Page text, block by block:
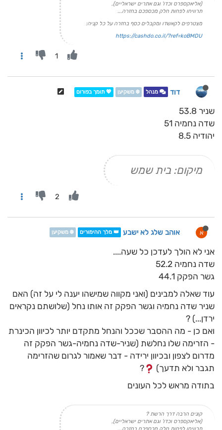
(אליאקספרס וכדו' וגם אתרים ישראליים),
תרוויחו לפחות חלק מכספכם בחזרה...
מצטרפים לקאשדו ומקבלים כסף בחזרה על כל קניה:
https://cashdo.co.il/?ref=koBMDU
1
דוד מנהל ❄️ משקיען 💖 תומך בפורום
שניר 53.8
שדה נחמיה 51
יהודיה 8.5
מיקום: בית שמש
2
א אוהב שלג לא ישבע 👑 מלך ההימורים ❄️ משקיען
אני לא הולך לעדכן כל שעה....
שדה נחמיה 52.2
גשר הפקק 44.1
עוד שאלה למבינים (ואני מקווה שמישהו יענה לי על זה) האם
שניר שדה נחמיה וגשר הפקק זה אותו נחל (שלושתם נקראים
ירדן...) ?
ואם כן - מה ההסבר שככל והנחל מתקדם יותר לכיוון הכינרת
- הזרימה שלו נחלשת (שניר-שדה נחמיה-גשר הפקק זה
מדרום לצפון ובכיוון ירידה - דבר שאמור לגרום שהזרימה
תגבר ולא תדעך)
?
בתודה מראש לכל העונים
קונים הרבה דרך הרשת ?
(אליאקספרס וכדו' וגם אתרים ישראליים),